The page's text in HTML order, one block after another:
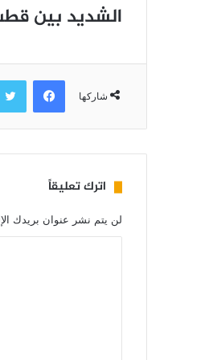
الشديد بين
شاركها
اترك تعليقاً
لن يتم نشر عنوان بريدك